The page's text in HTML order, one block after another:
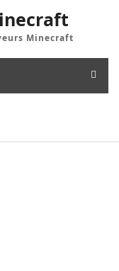
Minecraft